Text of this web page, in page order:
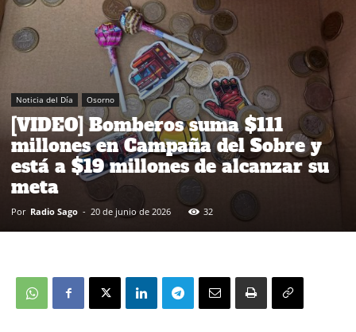
Noticia del Día Osorno
[VIDEO] Bomberos suma $111
millones en Campaña del Sobre y
está a $19 millones de alcanzar su
meta
Por Radio Sago - 20 de junio de 2026 32